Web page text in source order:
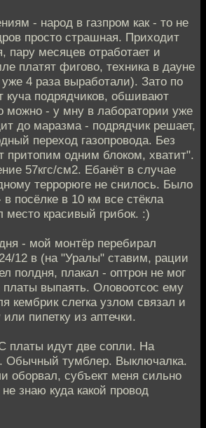
- народ в газпром как - то не
просто страшная. Приходит
пару месяцев отработает и
платят фигово, техника в дауне
4 раза выработали). Зато по
куча подрядчиков, обшивают
можно - у мну в лаборатории уже
до маразма - подрядчик решает,
переход газопровода. Без
притопим одним блоком, хватит".
57кгс/см2. Ебанёт в случае
террорюге не снилось. Было
посёлке в 10 км все стёкла
красивый грибок. :)
- мой монтёр перебирал
12 в (на "Уралы" ставим, рации
полдня, плакал - оптрон не мог
платы выпаять. Оловоотсос ему
кембрик слегка узлом связал и
пипетку из аптечки.
платы идут две сопли. На
Обычный тумблер. Выключалка.
оборвал, субъект меня сильно
знаю куда какой провод